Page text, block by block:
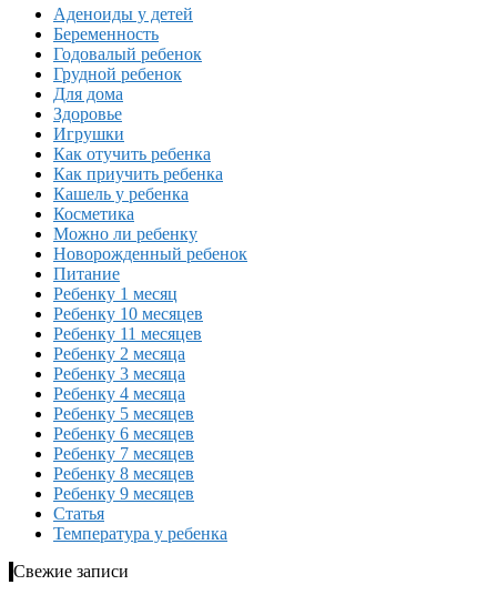
Аденоиды у детей
Беременность
Годовалый ребенок
Грудной ребенок
Для дома
Здоровье
Игрушки
Как отучить ребенка
Как приучить ребенка
Кашель у ребенка
Косметика
Можно ли ребенку
Новорожденный ребенок
Питание
Ребенку 1 месяц
Ребенку 10 месяцев
Ребенку 11 месяцев
Ребенку 2 месяца
Ребенку 3 месяца
Ребенку 4 месяца
Ребенку 5 месяцев
Ребенку 6 месяцев
Ребенку 7 месяцев
Ребенку 8 месяцев
Ребенку 9 месяцев
Статья
Температура у ребенка
Свежие записи